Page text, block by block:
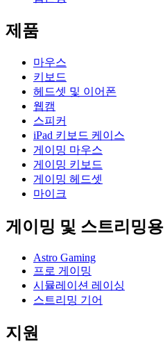
제품
마우스
키보드
헤드셋 및 이어폰
웹캠
스피커
iPad 키보드 케이스
게이밍 마우스
게이밍 키보드
게이밍 헤드셋
마이크
게이밍 및 스트리밍용
Astro Gaming
프로 게이밍
시뮬레이션 레이싱
스트리밍 기어
지원